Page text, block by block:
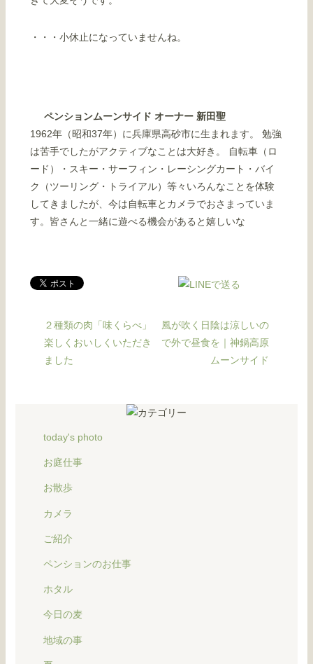
・・・小休止になっていませんね。
ペンションムーンサイド オーナー 新田聖
1962年（昭和37年）に兵庫県高砂市に生まれます。 勉強
は苦手でしたがアクティブなことは大好き。 自転車（ロ
ード）・スキー・サーフィン・レーシングカート・バイ
ク（ツーリング・トライアル）等々いろんなことを体験
してきましたが、今は自転車とカメラでおさまっていま
す。皆さんと一緒に遊べる機会があると嬉しいな
２種類の肉「味くらべ」
楽しくおいしくいただき
ました
風が吹く日陰は涼しいの
で外で昼食を｜神鍋高原
ムーンサイド
today's photo
お庭仕事
お散歩
カメラ
ご紹介
ペンションのお仕事
ホタル
今日の麦
地域の事